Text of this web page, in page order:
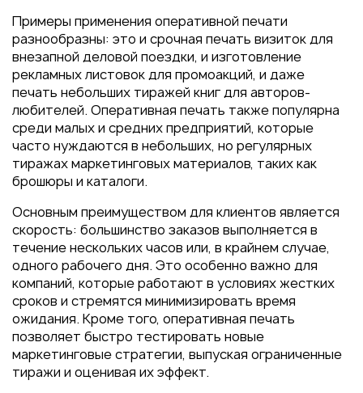
Примеры применения оперативной печати
разнообразны: это и срочная печать визиток для
внезапной деловой поездки, и изготовление
рекламных листовок для промоакций, и даже
печать небольших тиражей книг для авторов-
любителей. Оперативная печать также популярна
среди малых и средних предприятий, которые
часто нуждаются в небольших, но регулярных
тиражах маркетинговых материалов, таких как
брошюры и каталоги.
Основным преимуществом для клиентов является
скорость: большинство заказов выполняется в
течение нескольких часов или, в крайнем случае,
одного рабочего дня. Это особенно важно для
компаний, которые работают в условиях жестких
сроков и стремятся минимизировать время
ожидания. Кроме того, оперативная печать
позволяет быстро тестировать новые
маркетинговые стратегии, выпуская ограниченные
тиражи и оценивая их эффект.